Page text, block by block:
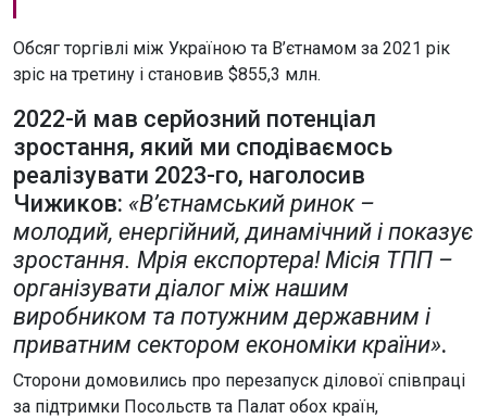
Обсяг торгівлі між Україною та В’єтнамом за 2021 рік
зріс на третину і становив $855,3 млн.
2022-й мав серйозний потенціал
зростання, який ми сподіваємось
реалізувати 2023-го, наголосив
Чижиков: «В’єтнамський ринок –
молодий, енергійний, динамічний і показує
зростання. Мрія експортера! Місія ТПП –
організувати діалог між нашим
виробником та потужним державним і
приватним сектором економіки країни».
Сторони домовились про перезапуск ділової співпраці
за підтримки Посольств та Палат обох країн,